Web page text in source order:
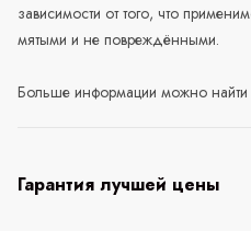
зависимости от того, что
мятыми и не повреждёнными.
Больше информации можно найти
Гарантия лучшей цены